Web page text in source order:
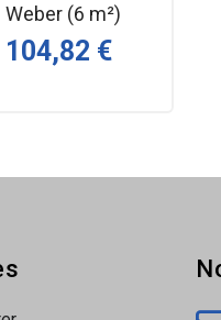
ou décollements en
Weber (6 m²)
104,82 €